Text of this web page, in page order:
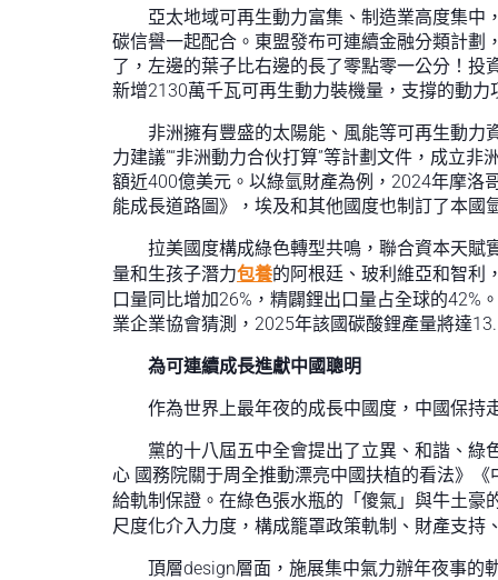
亞太地域可再生動力富集、制造業高度集
碳信譽一起配合。東盟發布可連續金融分類計
了，左邊的葉子比右邊的長了零點零一公分！
新增2130萬千瓦可再生動力裝機量，支撐的動
非洲擁有豐盛的太陽能、風能等可再生動力
力建議”“非洲動力合伙打算”等計劃文件，成立
額近400億美元。以綠氫財產為例，2024年摩洛
能成長道路圖》，埃及和其他國度也制訂了本
拉美國度構成綠色轉型共鳴，聯合資本天賦
量和生孩子潛力包養的阿根廷、玻利維亞和智利
口量同比增加26%，精闢鋰出口量占全球的42%
業企業協會猜測，2025年該國碳酸鋰產量將達
為可連續成長進獻中國聰明
作為世界上最年夜的成長中國度，中國保持
黨的十八屆五中全會提出了立異、和諧、
心 國務院關于周全推動漂亮中國扶植的看法》
給軌制保證。在綠色張水瓶的「傻氣」與牛土
尺度化介入力度，構成籠罩政策軌制、財產支持
頂層design層面，施展集中氣力辦年夜事的